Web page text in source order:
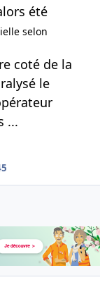
été
selon
coté de la
le
...